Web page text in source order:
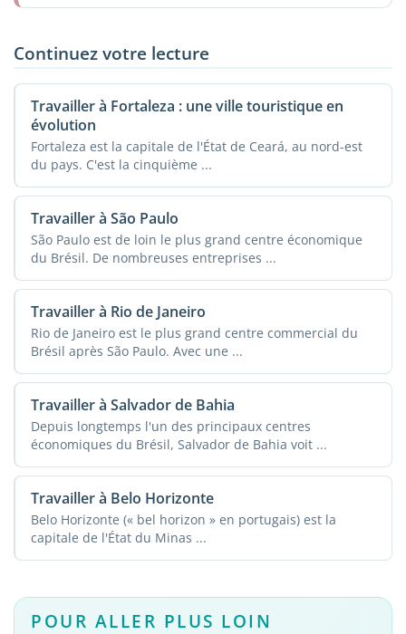
Continuez votre lecture
Travailler à Fortaleza : une ville touristique en
évolution
Fortaleza est la capitale de l'État de Ceará, au nord-est
du pays. C'est la cinquième ...
Travailler à São Paulo
São Paulo est de loin le plus grand centre économique
du Brésil. De nombreuses entreprises ...
Travailler à Rio de Janeiro
Rio de Janeiro est le plus grand centre commercial du
Brésil après São Paulo. Avec une ...
Travailler à Salvador de Bahia
Depuis longtemps l'un des principaux centres
économiques du Brésil, Salvador de Bahia voit ...
Travailler à Belo Horizonte
Belo Horizonte (« bel horizon » en portugais) est la
capitale de l'État du Minas ...
POUR ALLER PLUS LOIN